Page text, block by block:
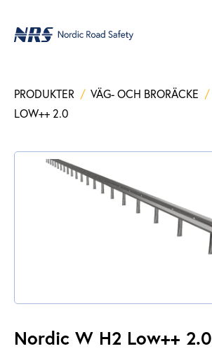
PRODUKTER / VÄG- OCH BRORÄCKE /
LOW++ 2.0
Nordic W H2 Low++ 2.0